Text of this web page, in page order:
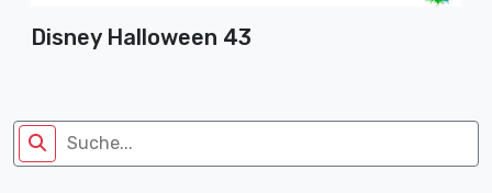
Disney Halloween 43